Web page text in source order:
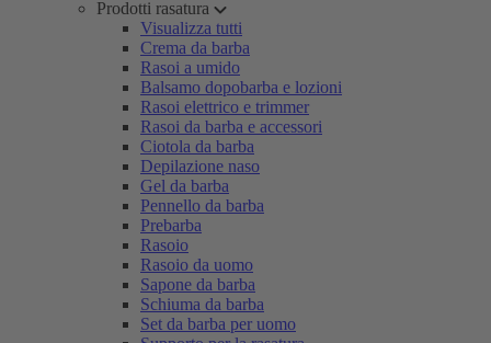
Prodotti rasatura
Visualizza tutti
Crema da barba
Rasoi a umido
Balsamo dopobarba e lozioni
Rasoi elettrico e trimmer
Rasoi da barba e accessori
Ciotola da barba
Depilazione naso
Gel da barba
Pennello da barba
Prebarba
Rasoio
Rasoio da uomo
Sapone da barba
Schiuma da barba
Set da barba per uomo